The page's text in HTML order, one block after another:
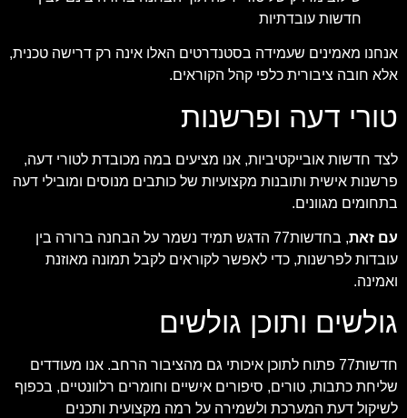
חדשות עובדתיות
אנחנו מאמינים שעמידה בסטנדרטים האלו אינה רק דרישה טכנית,
אלא חובה ציבורית כלפי קהל הקוראים.
טורי דעה ופרשנות
לצד חדשות אובייקטיביות, אנו מציעים במה מכובדת לטורי דעה,
פרשנות אישית ותובנות מקצועיות של כותבים מנוסים ומובילי דעה
בתחומים מגוונים.
עם זאת
, בחדשות77 הדגש תמיד נשמר על הבחנה ברורה בין
עובדות לפרשנות, כדי לאפשר לקוראים לקבל תמונה מאוזנת
ואמינה.
גולשים ותוכן גולשים
חדשות77 פתוח לתוכן איכותי גם מהציבור הרחב. אנו מעודדים
שליחת כתבות, טורים, סיפורים אישיים וחומרים רלוונטיים, בכפוף
לשיקול דעת המערכת ולשמירה על רמה מקצועית ותכנים